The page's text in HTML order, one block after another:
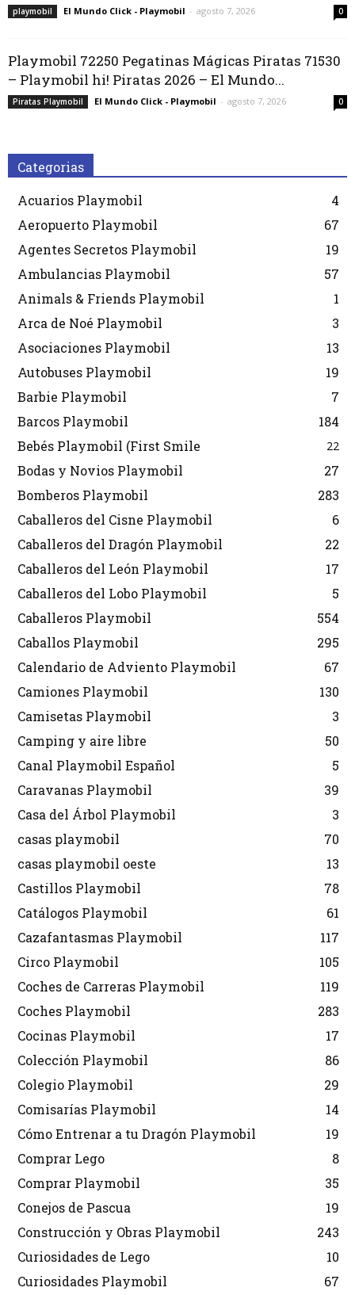
playmobil El Mundo Click - Playmobil - agosto 7, 2026 0
Playmobil 72250 Pegatinas Mágicas Piratas 71530
– Playmobil hi! Piratas 2026 – El Mundo...
Piratas Playmobil El Mundo Click - Playmobil - agosto 7, 2026 0
Categorias
Acuarios Playmobil
4
Aeropuerto Playmobil
67
Agentes Secretos Playmobil
19
Ambulancias Playmobil
57
Animals & Friends Playmobil
1
Arca de Noé Playmobil
3
Asociaciones Playmobil
13
Autobuses Playmobil
19
Barbie Playmobil
7
Barcos Playmobil
184
Bebés Playmobil (First Smile
22
Bodas y Novios Playmobil
27
Bomberos Playmobil
283
Caballeros del Cisne Playmobil
6
Caballeros del Dragón Playmobil
22
Caballeros del León Playmobil
17
Caballeros del Lobo Playmobil
5
Caballeros Playmobil
554
Caballos Playmobil
295
Calendario de Adviento Playmobil
67
Camiones Playmobil
130
Camisetas Playmobil
3
Camping y aire libre
50
Canal Playmobil Español
5
Caravanas Playmobil
39
Casa del Árbol Playmobil
3
casas playmobil
70
casas playmobil oeste
13
Castillos Playmobil
78
Catálogos Playmobil
61
Cazafantasmas Playmobil
117
Circo Playmobil
105
Coches de Carreras Playmobil
119
Coches Playmobil
283
Cocinas Playmobil
17
Colección Playmobil
86
Colegio Playmobil
29
Comisarías Playmobil
14
Cómo Entrenar a tu Dragón Playmobil
19
Comprar Lego
8
Comprar Playmobil
35
Conejos de Pascua
19
Construcción y Obras Playmobil
243
Curiosidades de Lego
10
Curiosidades Playmobil
67